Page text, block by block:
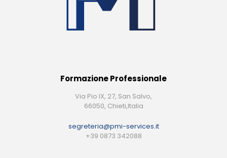
Formazione Professionale
Via Pio IX, 27, San Salvo,
66050, Chieti,Italia
segreteria@pmi-services.it
+39 0873 342088